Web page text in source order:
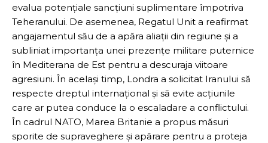
evalua potențiale sancțiuni suplimentare împotriva
Teheranului. De asemenea, Regatul Unit a reafirmat
angajamentul său de a apăra aliații din regiune și a
subliniat importanța unei prezențe militare puternice
în Mediterana de Est pentru a descuraja viitoare
agresiuni. În același timp, Londra a solicitat Iranului să
respecte dreptul internațional și să evite acțiunile
care ar putea conduce la o escaladare a conflictului.
În cadrul NATO, Marea Britanie a propus măsuri
sporite de supraveghere și apărare pentru a proteja